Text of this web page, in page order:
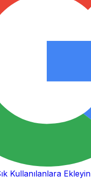
Kullanılanlara Ekleyin